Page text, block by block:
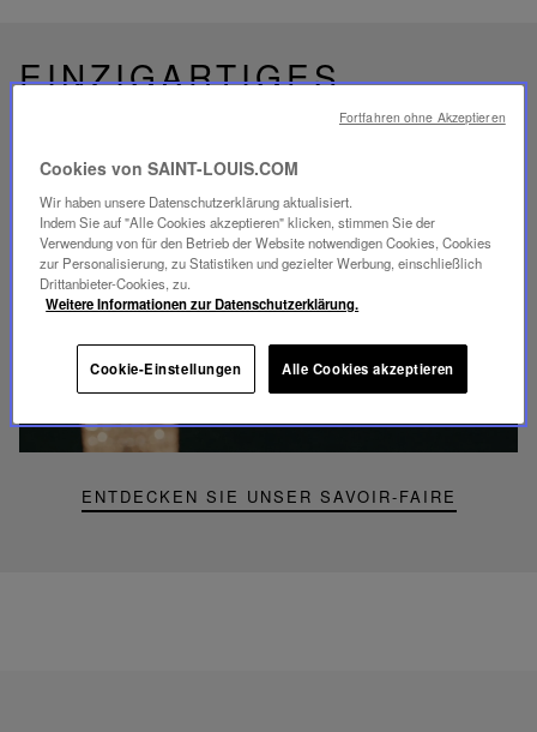
EINZIGARTIGES
ENTDECKEN SIE UNSER SAVOIR-FAIRE
abspielen
Video,
Folia
Mini-
Lampe
Cookies von SAINT-LOUIS.COM
Wir haben unsere Datenschutzerklärung aktualisiert.
Indem Sie auf "Alle Cookies akzeptieren" klicken, stimmen Sie der
Verwendung von für den Betrieb der Website notwendigen Cookies, Cookies
zur Personalisierung, zu Statistiken und gezielter Werbung, einschließlich
Drittanbieter-Cookies, zu.
Weitere Informationen zur Datenschutzerklärung.
Cookie-Einstellungen Alle Cookies akzeptieren
Fortfahren ohne Akzeptieren